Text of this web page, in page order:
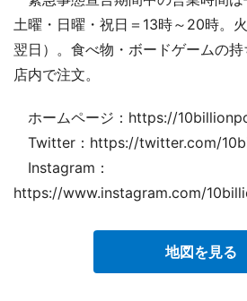
土曜・日曜・祝日＝13時～20時。
翌日）。食べ物・ボードゲームの
店内で注文。
ホームページ：https://
Twitter：https://twitter.com/
Instagram：
https://www.instagram.com/
地図を見る